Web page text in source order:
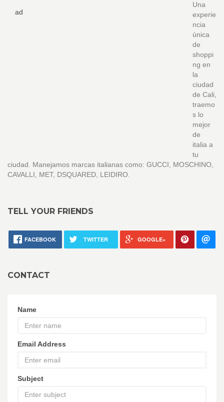
ad
Una
experie
ncia
única
de
shoppi
ng en
la
ciudad
de Cali,
traemo
s lo
mejor
de
italia a
tu
ciudad. Manejamos marcas italianas como: GUCCI, MOSCHINO,
CAVALLI, MET, DSQUARED, LEIDIRO.
TELL YOUR FRIENDS
FACEBOOK TWITTER GOOGLE+
CONTACT
Name
Email Address
Subject